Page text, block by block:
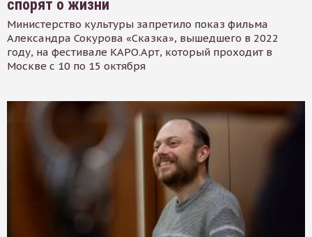
спорят о жизни
Министерство культуры запретило показ фильма
Александра Сокурова «Сказка», вышедшего в 2022
году, на фестивале КАРО.Арт, который проходит в
Москве с 10 по 15 октября